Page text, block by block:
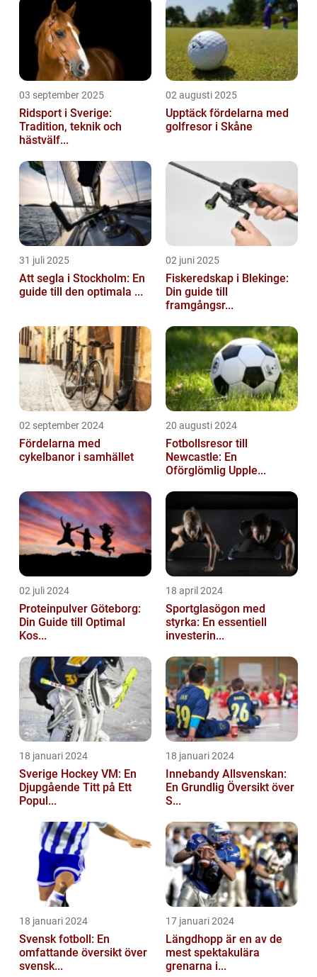
03 september 2025
Ridsport i Sverige:
Tradition, teknik och
hästvälf...
02 augusti 2025
Upptäck fördelarna med
golfresor i Skåne
31 juli 2025
Att segla i Stockholm: En
guide till den optimala ...
02 juni 2025
Fiskeredskap i Blekinge:
Din guide till
framgångsr...
02 september 2024
Fördelarna med
cykelbanor i samhället
20 augusti 2024
Fotbollsresor till
Newcastle: En
Oförglömlig Upple...
02 juli 2024
Proteinpulver Göteborg:
Din Guide till Optimal
Kos...
18 april 2024
Sportglasögon med
styrka: En essentiell
investerin...
18 januari 2024
Sverige Hockey VM: En
Djupgående Titt på Ett
Popul...
18 januari 2024
Innebandy Allsvenskan:
En Grundlig Översikt över
S...
18 januari 2024
Svensk fotboll: En
omfattande översikt över
svensk...
17 januari 2024
Längdhopp är en av de
mest spektakulära
grenarna i...